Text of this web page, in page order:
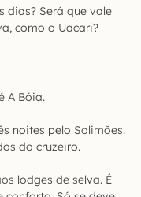
dias? Será que vale
como o Uacari?
A Bóia.
noites pelo Solimões.
do cruzeiro.
lodges de selva. É